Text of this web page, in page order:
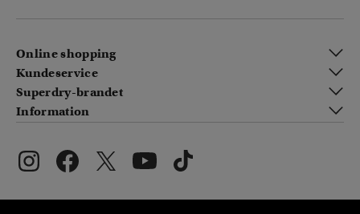
Online shopping
Kundeservice
Superdry-brandet
Information